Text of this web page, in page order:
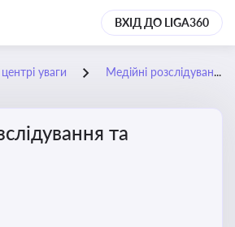
ВХІД ДО LIGA360
уваги Медійні розслідування та наслідки
та